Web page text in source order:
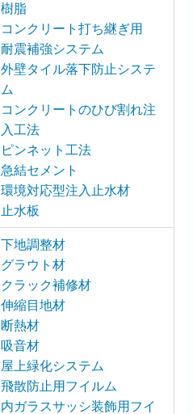
樹脂
コンクリート打ち継ぎ用
耐震補強システム
外壁タイル落下防止システ
ム
コンクリートのひび割れ注
入工法
ピンネット工法
急結セメント
環境対応型注入止水材
止水板
下地調整材
グラウト材
クラック補修材
伸縮目地材
断熱材
吸音材
屋上緑化システム
飛散防止用フイルム
内ガラスサッシ装飾用フイ